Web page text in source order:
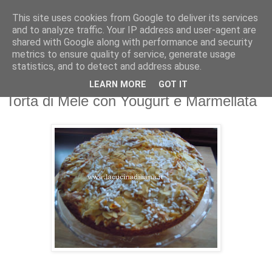
La Cucina di Liana
4 gatti in cucina... i miei assistenti di cucina!
domenica 12 gennaio 2014
Torta di Mele con Yougurt e Marmellata
This site uses cookies from Google to deliver its services
and to analyze traffic. Your IP address and user-agent are
shared with Google along with performance and security
metrics to ensure quality of service, generate usage
statistics, and to detect and address abuse.
LEARN MORE GOT IT